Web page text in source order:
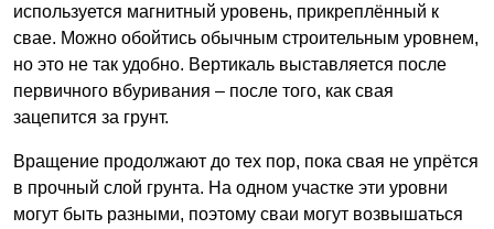
используется магнитный уровень, прикреплённый к
свае. Можно обойтись обычным строительным уровнем,
но это не так удобно. Вертикаль выставляется после
первичного вбуривания – после того, как свая
зацепится за грунт.
Вращение продолжают до тех пор, пока свая не упрётся
в прочный слой грунта. На одном участке эти уровни
могут быть разными, поэтому сваи могут возвышаться